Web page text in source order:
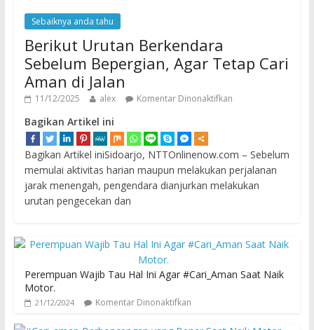
Sebaiknya anda tahu
Berikut Urutan Berkendara
Sebelum Bepergian, Agar Tetap Cari
Aman di Jalan
11/12/2025 alex Komentar Dinonaktifkan
Bagikan Artikel ini
Bagikan Artikel iniSidoarjo, NTTOnlinenow.com – Sebelum
memulai aktivitas harian maupun melakukan perjalanan
jarak menengah, pengendara dianjurkan melakukan
urutan pengecekan dan
Perempuan Wajib Tau Hal Ini Agar #Cari_Aman Saat Naik
Motor.
21/12/2024 Komentar Dinonaktifkan